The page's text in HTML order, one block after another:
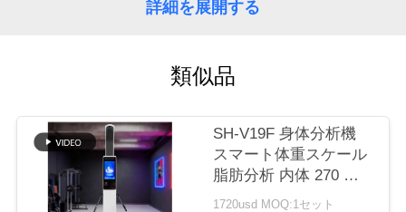
い
詳細を展開する
類似品
SH-V19F 身体分析機
スマート体重スケール
脂肪分析 内体 270 体
組成機
1720usd MOQ:1セット